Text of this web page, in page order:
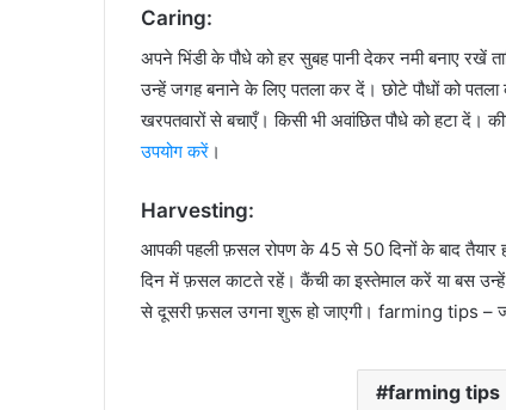
Caring:
अपने भिंडी के पौधे को हर सुबह पानी देकर नमी बनाए रखें
उन्हें जगह बनाने के लिए पतला कर दें। छोटे पौधों को
खरपतवारों से बचाएँ। किसी भी अवांछित पौधे को हटा
उपयोग करें ।
Harvesting:
आपकी पहली फ़सल रोपण के 45 से 50 दिनों के बाद
दिन में फ़सल काटते रहें। कैंची का इस्तेमाल करें या बस
से दूसरी फ़सल उगना शुरू हो जाएगी। farming tips​ –
farming tips